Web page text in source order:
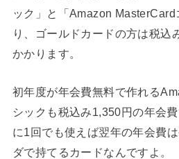
ック」と「Amazon
り、ゴールドカードの方は税込
かかります。
初年度が年会費無料で作れる
シックも税込み1,350円の年会
に1回でも使えば翌年の年会費
ダで持てるカードなんですよ。